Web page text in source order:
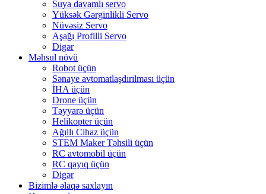
Suya davamlı servo
Yüksək Gərginlikli Servo
Nüvəsiz Servo
Aşağı Profilli Servo
Digər
Məhsul növü
Robot üçün
Sənaye avtomatlaşdırılması üçün
İHA üçün
Drone üçün
Təyyarə üçün
Helikopter üçün
Ağıllı Cihaz üçün
STEM Maker Təhsili üçün
RC avtomobil üçün
RC qayıq üçün
Digər
Bizimlə əlaqə saxlayın